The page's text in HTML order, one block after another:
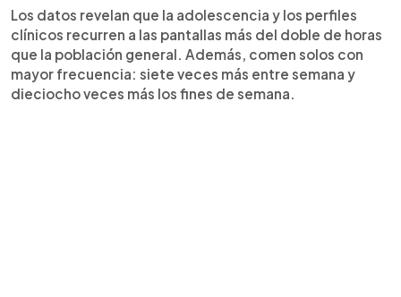
Los datos revelan que la adolescencia y los perfiles
clínicos recurren a las pantallas más del doble de horas
que la población general. Además, comen solos con
mayor frecuencia: siete veces más entre semana y
dieciocho veces más los fines de semana.